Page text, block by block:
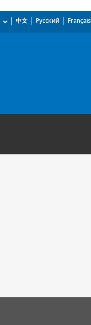
Français
Русский
中文